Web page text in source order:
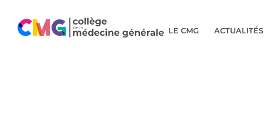
LE CMG ACTUALITÉS